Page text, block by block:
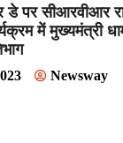
डे पर सीआरवीआर
में मुख्यमंत्री
Newsway